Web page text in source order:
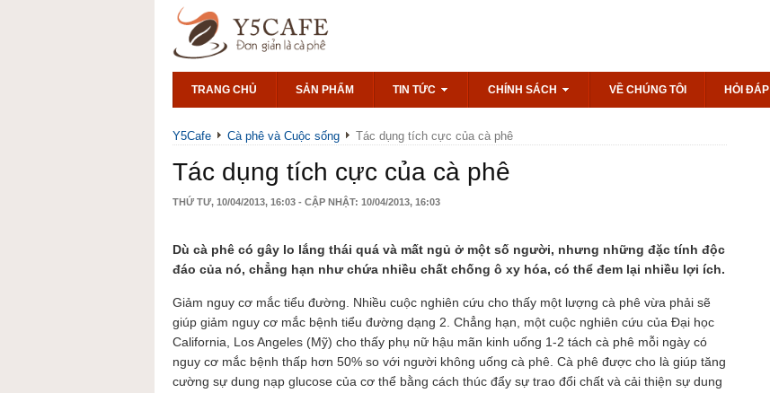
TRANG CHỦ SẢN PHẨM TIN TỨC CHÍNH SÁCH VỀ CHÚNG TÔI HỎI ĐÁP
Y5Cafe Cà phê và Cuộc sống Tác dụng tích cực của cà phê
Tác dụng tích cực của cà phê
THỨ TƯ, 10/04/2013, 16:03 - CẬP NHẬT: 10/04/2013, 16:03
Dù cà phê có gây lo lắng thái quá và mất ngủ ở một số người, nhưng những đặc tính độc
đáo của nó, chẳng hạn như chứa nhiều chất chống ô xy hóa, có thể đem lại nhiều lợi ích.
Giảm nguy cơ mắc tiểu đường. Nhiều cuộc nghiên cứu cho thấy một lượng cà phê vừa phải sẽ
giúp giảm nguy cơ mắc bệnh tiểu đường dạng 2. Chẳng hạn, một cuộc nghiên cứu của Đại học
California, Los Angeles (Mỹ) cho thấy phụ nữ hậu mãn kinh uống 1-2 tách cà phê mỗi ngày có
nguy cơ mắc bệnh thấp hơn 50% so với người không uống cà phê. Cà phê được cho là giúp tăng
cường sự dung nạp glucose của cơ thể bằng cách thúc đẩy sự trao đổi chất và cải thiện sự dung